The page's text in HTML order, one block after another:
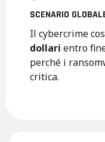
SCENARIO
Il cybercrime
dollari entro
perché i
critica.